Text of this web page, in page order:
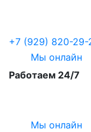
+7 (929) 820-29-
Мы онлайн
Работаем 24/7
Мы онлайн